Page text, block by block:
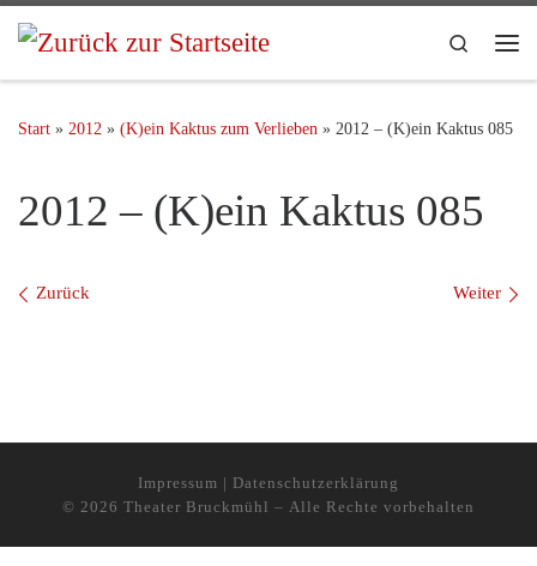
Search
Start » 2012 » (K)ein Kaktus zum Verlieben » 2012 – (K)ein Kaktus 085
2012 – (K)ein Kaktus 085
Bilder Navigation
Zurück Weiter
Impressum | Datenschutzerklärung
© 2026 Theater Bruckmühl – Alle Rechte vorbehalten